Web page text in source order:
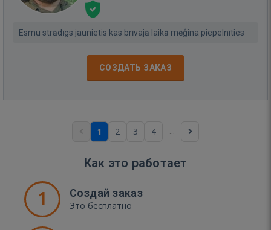
Esmu strādīgs jaunietis kas brīvajā laikā mēģina piepelnīties
СОЗДАТЬ ЗАКАЗ
1 2 3 4 ...
Как это работает
1 Создай заказ
Это бесплатно